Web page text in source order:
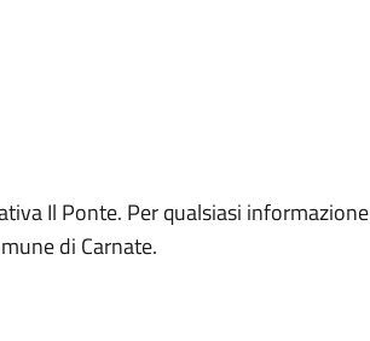
Il Ponte. Per qualsiasi informazione
di Carnate.